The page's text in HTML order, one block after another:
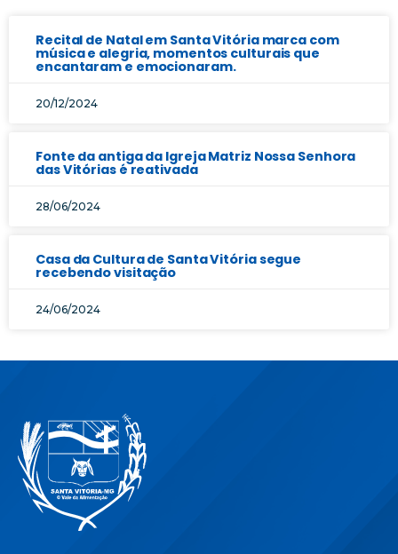
Recital de Natal em Santa Vitória marca com
música e alegria, momentos culturais que
encantaram e emocionaram.
20/12/2024
Fonte da antiga da Igreja Matriz Nossa Senhora
das Vitórias é reativada
28/06/2024
Casa da Cultura de Santa Vitória segue
recebendo visitação
24/06/2024